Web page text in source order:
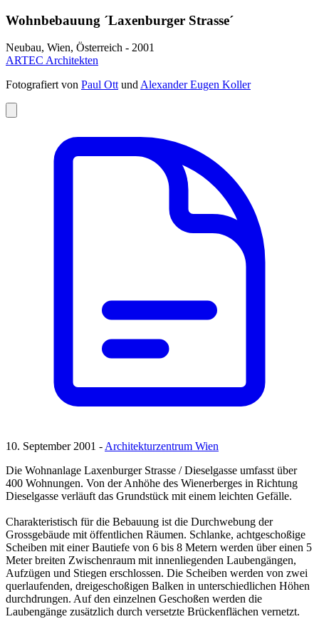
Wohnbebauung ´Laxenburger Strasse´
Neubau, Wien, Österreich - 2001
ARTEC Architekten
Fotografiert von Paul OttundAlexander Eugen Koller
10. September 2001 -Architekturzentrum Wien
Die Wohnanlage Laxenburger Strasse / Dieselgasse umfasst über
400 Wohnungen. Von der Anhöhe des Wienerberges in Richtung
Dieselgasse verläuft das Grundstück mit einem leichten Gefälle.
Charakteristisch für die Bebauung ist die Durchwebung der
Grossgebäude mit öffentlichen Räumen. Schlanke, achtgeschoßige
Scheiben mit einer Bautiefe von 6 bis 8 Metern werden über einen 5
Meter breiten Zwischenraum mit innenliegenden Laubengängen,
Aufzügen und Stiegen erschlossen. Die Scheiben werden von zwei
querlaufenden, dreigeschoßigen Balken in unterschiedlichen Höhen
durchdrungen. Auf den einzelnen Geschoßen werden die
Laubengänge zusätzlich durch versetzte Brückenflächen vernetzt.